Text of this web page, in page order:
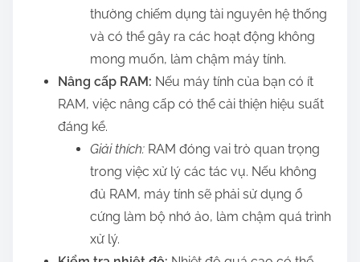
thường chiếm dụng tài nguyên hệ thống
và có thể gây ra các hoạt động không
mong muốn, làm chậm máy tính.
Nâng cấp RAM: Nếu máy tính của bạn có ít
RAM, việc nâng cấp có thể cải thiện hiệu suất
đáng kể.
Giải thích: RAM đóng vai trò quan trọng
trong việc xử lý các tác vụ. Nếu không
đủ RAM, máy tính sẽ phải sử dụng ổ
cứng làm bộ nhớ ảo, làm chậm quá trình
xử lý.